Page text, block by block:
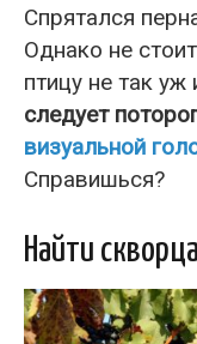
Спрятался
Однако не
птицу не так
следует
визуальной
Справишься?
Найти